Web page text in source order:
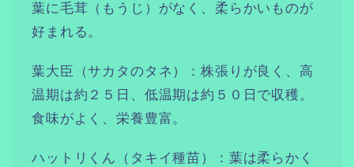
葉に毛茸（もうじ）がなく、柔らかいものが
好まれる。
葉大臣（サカタのタネ）：株張りが良く、高
温期は約２５日、低温期は約５０日で収穫。
食味がよく、栄養豊富。
ハットリくん（タキイ種苗）：葉は柔らかく